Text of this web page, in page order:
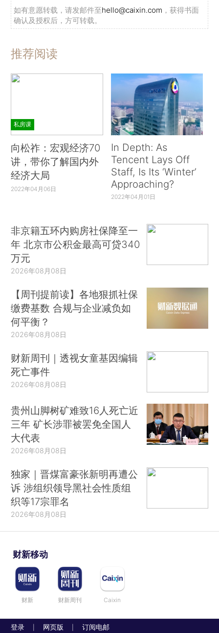
如有意愿转载，请发邮件至hello@caixin.com ，获得书面
确认及授权后，方可转载。
推荐阅读
私房课
向松祚：宏观经济70
讲，带你了解国内外
经济大局
2022年04月06日
In Depth: As
Tencent Lays Off
Staff, Is Its ‘Winter’
Approaching?
2022年04月01日
非京籍五环内购房社保降至一
年 北京市公积金最高可贷340
万元
2026年08月08日
【周刊提前读】各地狠抓社保
缴费基数 合规与企业减负如
何平衡？
2026年08月08日
财新周刊｜透视女童基因编辑
死亡事件
2026年08月08日
贵州山脚树矿难致16人死亡近
三年 矿长涉罪被罢免全国人
大代表
2026年08月08日
独家｜晋煤富豪张新明再遭公
诉 涉组织领导黑社会性质组
织等17宗罪名
2026年08月08日
财新移动
财新 财新周刊 Caixin
登录 网页版 订阅电邮